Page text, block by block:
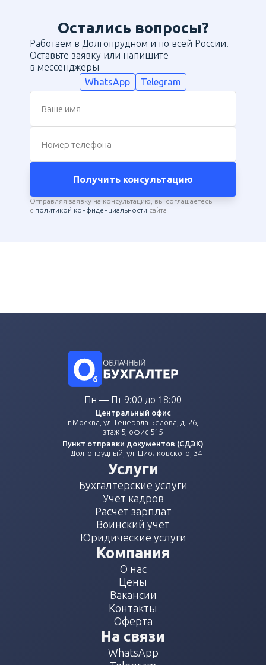
Остались вопросы?
Работаем в Долгопрудном и по всей России.
Оставьте заявку или напишите
в мессенджеры
WhatsApp
Telegram
Ваше имя
Номер телефона
Получить консультацию
Отправляя заявку на консультацию, вы соглашаетесь
с политикой конфиденциальности сайта
Пн — Пт 9:00 до 18:00
Центральный офис
г.Москва, ул. Генерала Белова, д. 26,
этаж 5, офис 515
Пункт отправки документов (СДЭК)
г. Долгопрудный, ул. Циолковского, 34
Услуги
Бухгалтерские услуги
Учет кадров
Расчет зарплат
Воинский учет
Юридические услуги
Компания
О нас
Цены
Вакансии
Контакты
Оферта
На связи
WhatsApp